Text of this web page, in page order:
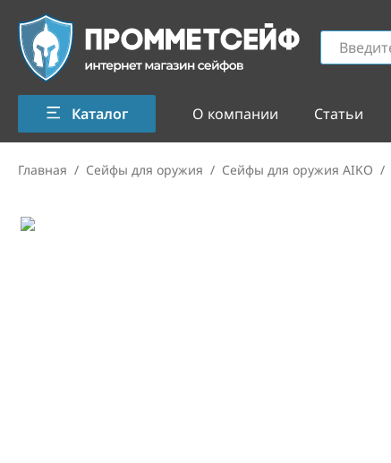
Каталог О компании Статьи
Главная / Сейфы для оружия / Сейфы для оружия AIKO /